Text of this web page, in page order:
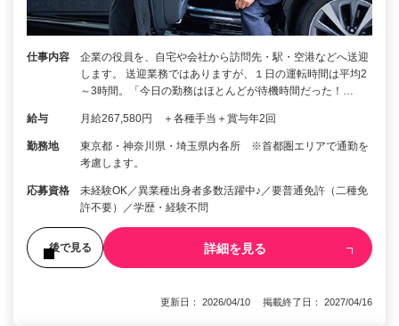
仕事内容
企業の役員を、自宅や会社から訪問先・駅・空港などへ送迎
します。 送迎業務ではありますが、１日の運転時間は平均2
～3時間。「今日の勤務はほとんどが待機時間だった！…
給与 月給267,580円 ＋各種手当＋賞与年2回
勤務地
東京都・神奈川県・埼玉県内各所 ※首都圏エリアで通勤を
考慮します。
応募資格
未経験OK／異業種出身者多数活躍中♪／要普通免許（二種免
許不要）／学歴・経験不問
後で見る 詳細を見る
更新日： 2026/04/10 掲載終了日： 2027/04/16